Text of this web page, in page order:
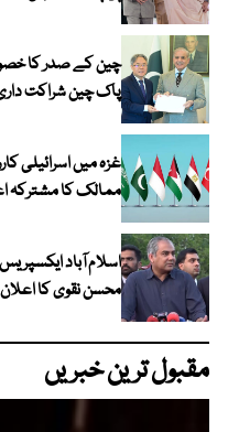
چین کے صدر کا
پاک چین شراکت
ممالک کا مشترکہ
اسلام آباد
محسن نقوی کا اعلان
مقبول ترین خبریں